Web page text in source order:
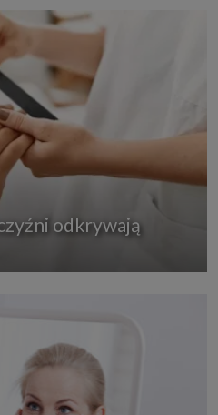
odkrywają